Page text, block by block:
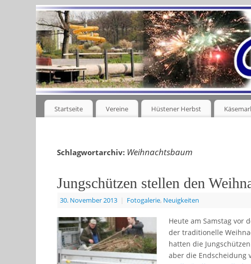
Startseite Vereine Hüstener Herbst
Schlagwortarchiv: Weihnachtsbaum
Jungschützen stellen den
30. November 2013 | Fotogalerie, Neuigkeiten
Heute am Samstag vor
der traditionelle
hatten die
aber die Endscheidung